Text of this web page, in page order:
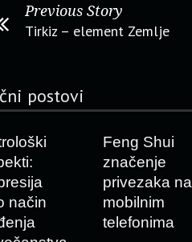
Previous Story
Tirkiz – element Zemlje
postovi
način
Feng Shui
značenje
privezaka na
mobilnim
telefonima